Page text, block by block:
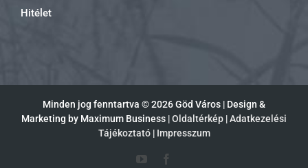
Hitélet
Minden jog fenntartva ©2026 Göd Város | Design &
Marketing by Maximum Business |Oldaltérkép |Adatkezelési
Tájékoztató| Impresszum
YouTube